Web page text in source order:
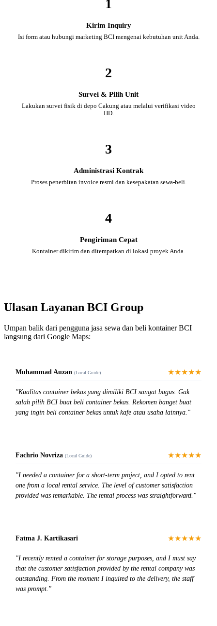
1
Kirim Inquiry
Isi form atau hubungi marketing BCI mengenai kebutuhan unit Anda.
2
Survei & Pilih Unit
Lakukan survei fisik di depo Cakung atau melalui verifikasi video
HD.
3
Administrasi Kontrak
Proses penerbitan invoice resmi dan kesepakatan sewa-beli.
4
Pengiriman Cepat
Kontainer dikirim dan ditempatkan di lokasi proyek Anda.
Ulasan Layanan BCI Group
Umpan balik dari pengguna jasa sewa dan beli kontainer BCI
langsung dari Google Maps:
Muhammad Auzan (Local Guide) ★★★★★
"Kualitas container bekas yang dimiliki BCI sangat bagus. Gak
salah pilih BCI buat beli container bekas. Rekomen banget buat
yang ingin beli container bekas untuk kafe atau usaha lainnya."
Fachrio Novriza (Local Guide) ★★★★★
"I needed a container for a short-term project, and I opted to rent
one from a local rental service. The level of customer satisfaction
provided was remarkable. The rental process was straightforward."
Fatma J. Kartikasari ★★★★★
"I recently rented a container for storage purposes, and I must say
that the customer satisfaction provided by the rental company was
outstanding. From the moment I inquired to the delivery, the staff
was prompt."